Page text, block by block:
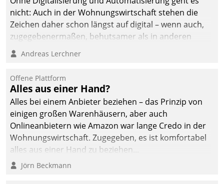
die Bereitschaft, sich zu überprüfen, zu hinterfragen
und zu verändern.
nicht: Auch in der Wohnungswirtschaft stehen die
Zeichen daher schon längst auf digital – wenn auch,
zugegebenermaßen, behutsamer als in anderen
Branchen.
Andreas Lerchner
Offene Plattform
Alles aus einer Hand?
Alles bei einem Anbieter beziehen – das Prinzip von
einigen großen Warenhäusern, aber auch
Onlineanbietern wie Amazon war lange Credo in der
Wohnungswirtschaft. Zugegeben, es ist komfortabel
alles aus einer Hand zu beziehen...
Jörn Beckmann